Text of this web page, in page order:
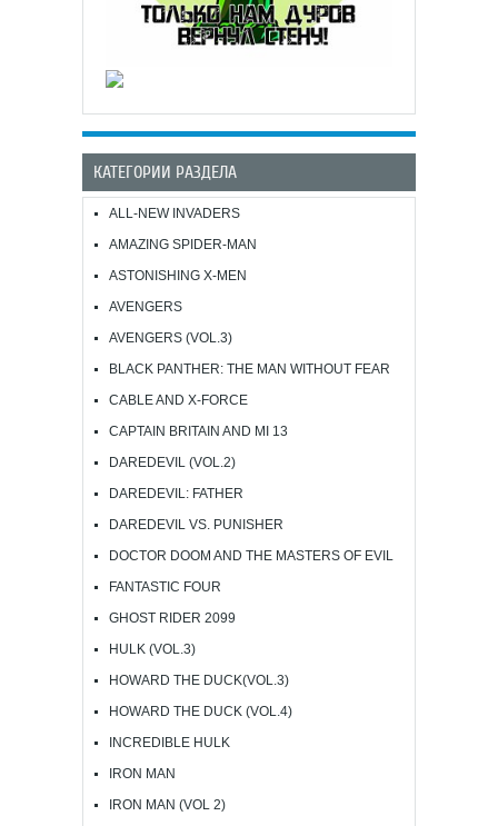
КАТЕГОРИИ РАЗДЕЛА
ALL-NEW INVADERS
AMAZING SPIDER-MAN
ASTONISHING X-MEN
AVENGERS
AVENGERS (VOL.3)
BLACK PANTHER: THE MAN WITHOUT FEAR
CABLE AND X-FORCE
CAPTAIN BRITAIN AND MI 13
DAREDEVIL (VOL.2)
DAREDEVIL: FATHER
DAREDEVIL VS. PUNISHER
DOCTOR DOOM AND THE MASTERS OF EVIL
FANTASTIC FOUR
GHOST RIDER 2099
HULK (VOL.3)
HOWARD THE DUCK(VOL.3)
HOWARD THE DUCK (VOL.4)
INCREDIBLE HULK
IRON MAN
IRON MAN (VOL 2)